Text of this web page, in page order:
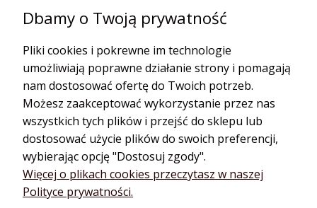
Emilia
5
Kontakt z obsługą jest bezproblemowy, reagują bardzo
szybko. Przesyłka zapakowana tak, jak należy. Nie mam
żadnych uwag. Wszystko tak, jak zostało napisane. Nie mam
żadnych uwag, wszystko było OK, polecam innym.
w tym miesiącu
0
0
Dbamy o Twoją prywatność
Pliki cookies i pokrewne im technologie
umożliwiają poprawne działanie strony i pomagają
nam dostosować ofertę do Twoich potrzeb.
Możesz zaakceptować wykorzystanie przez nas
wszystkich tych plików i przejść do sklepu lub
dostosować użycie plików do swoich preferencji,
wybierając opcję "Dostosuj zgody".
Więcej o plikach cookies przeczytasz w naszej
Polityce prywatności.